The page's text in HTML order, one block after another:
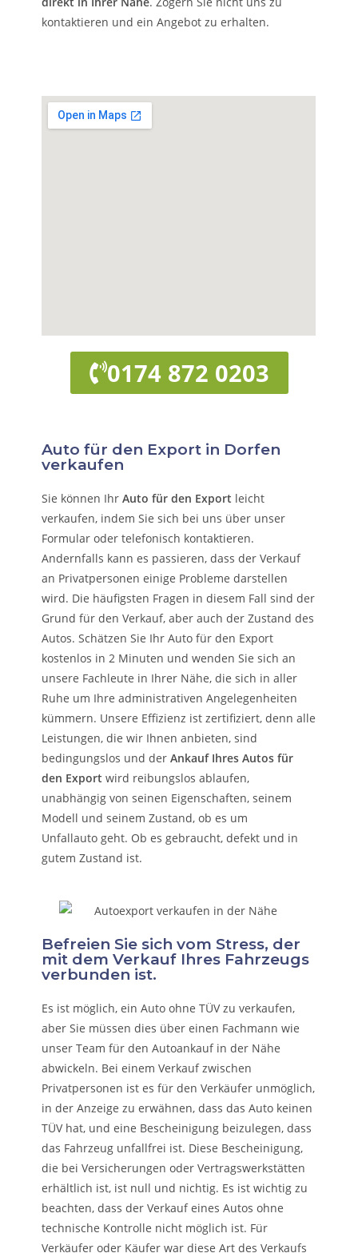
kontaktieren und ein Angebot zu erhalten.
0174 872 0203
Auto für den Export in Dorfen
verkaufen
Sie können IhrAuto für den Export leicht
verkaufen, indem Sie sich bei uns über unser
Formular oder telefonisch kontaktieren.
Andernfalls kann es passieren, dass der Verkauf
an Privatpersonen einige Probleme darstellen
wird. Die häufigsten Fragen in diesem Fall sind der
Grund für den Verkauf, aber auch der Zustand des
Autos. Schätzen Sie Ihr Auto für den Export
kostenlos in 2 Minuten und wenden Sie sich an
unsere Fachleute in Ihrer Nähe, die sich in aller
Ruhe um Ihre administrativen Angelegenheiten
kümmern. Unsere Effizienz ist zertifiziert, denn alle
Leistungen, die wir Ihnen anbieten, sind
bedingungslos und derAnkauf Ihres Autos für
den Export wird reibungslos ablaufen,
unabhängig von seinen Eigenschaften, seinem
Modell und seinem Zustand, ob es um
Unfallauto geht. Ob es gebraucht, defekt und in
gutem Zustand ist.
Befreien Sie sich vom Stress, der
mit dem Verkauf Ihres Fahrzeugs
verbunden ist.
Es ist möglich, ein Auto ohne TÜV zu verkaufen,
aber Sie müssen dies über einen Fachmann wie
unser Team für den Autoankauf in der Nähe
abwickeln. Bei einem Verkauf zwischen
Privatpersonen ist es für den Verkäufer unmöglich,
in der Anzeige zu erwähnen, dass das Auto keinen
TÜV hat, und eine Bescheinigung beizulegen, dass
das Fahrzeug unfallfrei ist. Diese Bescheinigung,
die bei Versicherungen oder Vertragswerkstätten
erhältlich ist, ist null und nichtig. Es ist wichtig zu
beachten, dass der Verkauf eines Autos ohne
technische Kontrolle nicht möglich ist. Für
Verkäufer oder Käufer war diese Art des Verkaufs